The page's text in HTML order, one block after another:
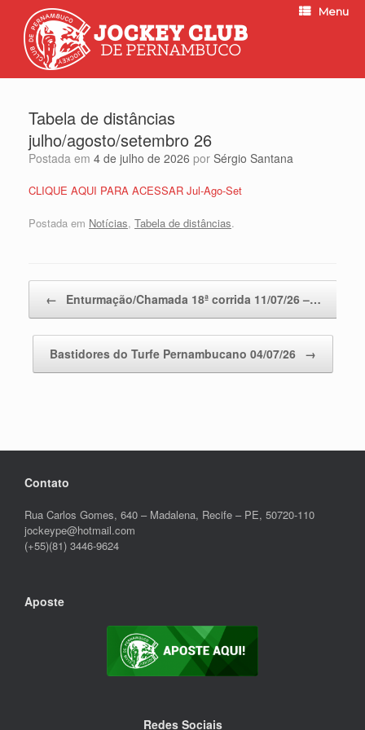
Menu
Tabela de distâncias
julho/agosto/setembro 26
Postada em 4 de julho de 2026 por Sérgio Santana
CLIQUE AQUI PARA ACESSAR Jul-Ago-Set
Postada em Notícias, Tabela de distâncias.
← Enturmação/Chamada 18ª corrida 11/07/26 –…
Bastidores do Turfe Pernambucano 04/07/26 →
Contato
Rua Carlos Gomes, 640 – Madalena, Recife – PE, 50720-110
jockeype@hotmail.com
(+55)(81) 3446-9624
Aposte
Redes Sociais